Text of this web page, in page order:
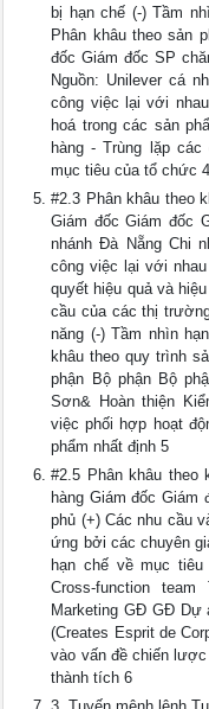
bị hạn chế (-) Tầm
Phân khâu theo sản
đốc Giám đốc SP
Nguồn: Unilever cá
công việc lại với
hoá trong các sản
hàng - Trùng lặp
mục tiêu của tổ chức 4
#2.3 Phân khâu theo
Giám đốc Giám đốc
nhánh Đà Nẵng Chi
công việc lại với
quyết hiệu quả và
cầu của các thị
năng (-) Tầm nhìn
khâu theo quy trình
phận Bộ phận Bộ
Sơn& Hoàn thiện
việc phối hợp hoạt
phẩm nhất định 5
#2.5 Phân khâu theo
hàng Giám đốc Giám
phủ (+) Các nhu cầu
ứng bởi các chuyên
hạn chế về mục
Cross-function
Marketing GĐ GĐ Dự
(Creates Esprit de
vào vấn đề chiến
thành tích 6